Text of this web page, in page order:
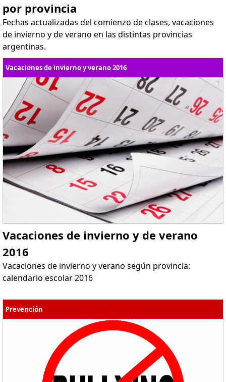
por provincia
Fechas actualizadas del comienzo de clases, vacaciones
de invierno y de verano en las distintas provincias
argentinas.
Vacaciones de invierno y verano 2016
Vacaciones de invierno y de verano
2016
Vacaciones de invierno y verano según provincia:
calendario escolar 2016
Prevención